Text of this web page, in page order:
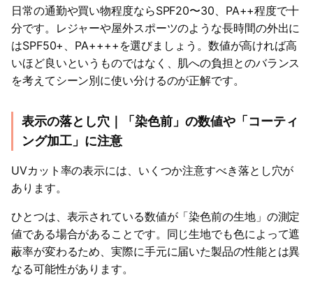
日常の通勤や買い物程度ならSPF20〜30、PA++程度で十
分です。レジャーや屋外スポーツのような長時間の外出に
はSPF50+、PA++++を選びましょう。数値が高ければ高
いほど良いというものではなく、肌への負担とのバランス
を考えてシーン別に使い分けるのが正解です。
表示の落とし穴｜「染色前」の数値や「コーティ
ング加工」に注意
UVカット率の表示には、いくつか注意すべき落とし穴が
あります。
ひとつは、表示されている数値が「染色前の生地」の測定
値である場合があることです。同じ生地でも色によって遮
蔽率が変わるため、実際に手元に届いた製品の性能とは異
なる可能性があります。